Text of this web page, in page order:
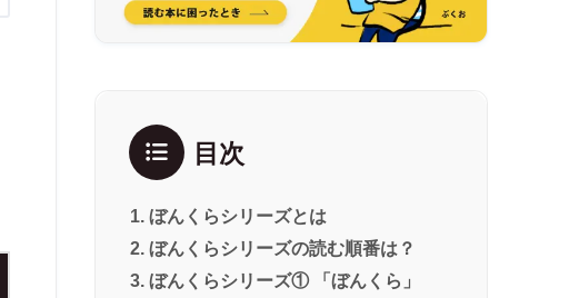
目次
ぼんくらシリーズとは
ぼんくらシリーズの読む順番は？
ぼんくらシリーズ① 「ぼんくら」